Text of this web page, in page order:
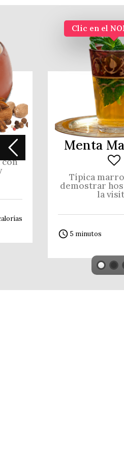
Clic en el
Menta
Típica
demostrar
la
access_time 5 minutos
con